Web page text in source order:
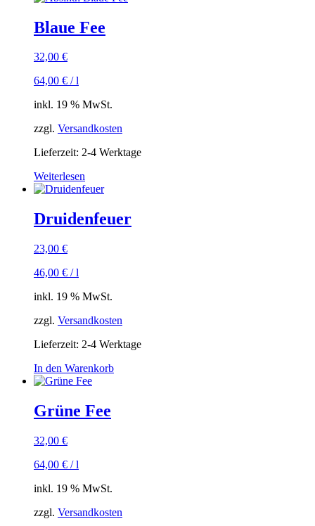
Blaue Fee
32,00 €
64,00 € /l
inkl. 19 % MwSt.
zzgl. Versandkosten
Lieferzeit: 2-4 Werktage
Weiterlesen
Druidenfeuer
23,00 €
46,00 € /l
inkl. 19 % MwSt.
zzgl. Versandkosten
Lieferzeit: 2-4 Werktage
In den Warenkorb
Grüne Fee
32,00 €
64,00 € /l
inkl. 19 % MwSt.
zzgl. Versandkosten